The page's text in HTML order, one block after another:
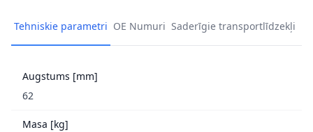
Tehniskie parametri OE Numuri Saderīgie transportlīdzekļi
Augstums [mm]
62
Masa [kg]